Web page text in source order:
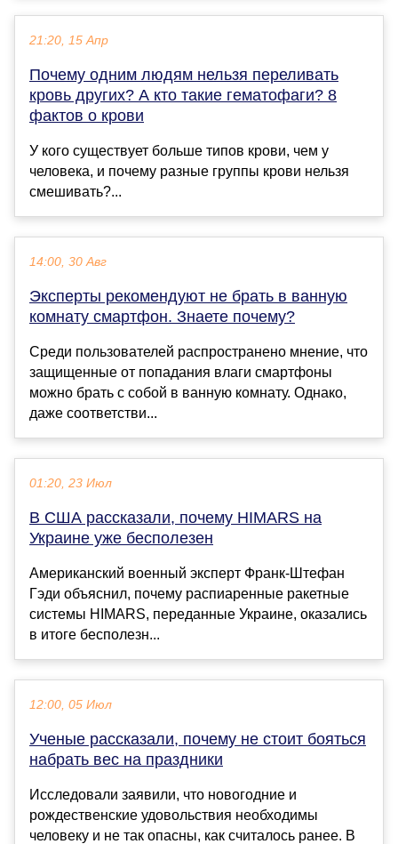
21:20, 15 Апр
Почему одним людям нельзя переливать
кровь других? А кто такие гематофаги? 8
фактов о крови
У кого существует больше типов крови, чем у
человека, и почему разные группы крови нельзя
смешивать?...
14:00, 30 Авг
Эксперты рекомендуют не брать в ванную
комнату смартфон. Знаете почему?
Среди пользователей распространено мнение, что
защищенные от попадания влаги смартфоны
можно брать с собой в ванную комнату. Однако,
даже соответстви...
01:20, 23 Июл
В США рассказали, почему HIMARS на
Украине уже бесполезен
Американский военный эксперт Франк-Штефан
Гэди объяснил, почему распиаренные ракетные
системы HIMARS, переданные Украине, оказались
в итоге бесполезн...
12:00, 05 Июл
Ученые рассказали, почему не стоит бояться
набрать вес на праздники
Исследовали заявили, что новогодние и
рождественские удовольствия необходимы
человеку и не так опасны, как считалось ранее. В